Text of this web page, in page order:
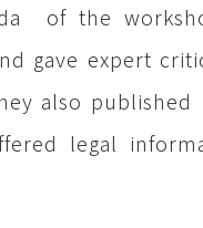
of the
gave expert
also
legal